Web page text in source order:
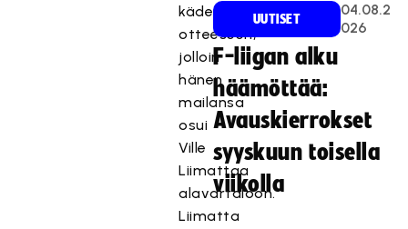
käden
otteeseen,
jolloin
hänen
mailansa
osui
Ville
Liimattaa
alavartaloon.
Liimatta
UUTISET
04.08.2
026
F-liigan alku
häämöttää:
Avauskierrokset
syyskuun toisella
viikolla